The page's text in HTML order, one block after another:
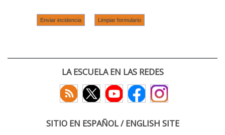
LA ESCUELA EN LAS REDES
SITIO EN ESPAÑOL / ENGLISH SITE